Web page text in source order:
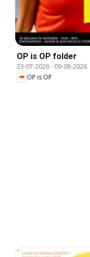
OP is OP folder
23-07-2026- 09-08-2026
OP is OP